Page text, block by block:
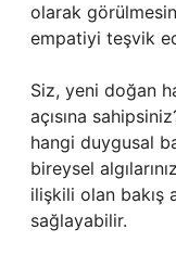
olarak
empatiyi teşvik
Siz, yeni doğan
açısına
hangi duygusal
bireysel
ilişkili olan bakış
sağlayabilir.